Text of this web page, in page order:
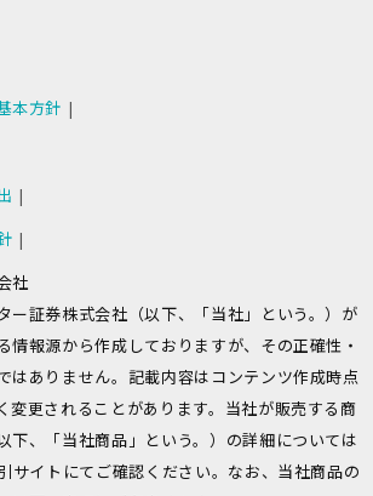
本方針
社
ー証券株式会社（以下、「当社」という。）が
情報源から作成しておりますが、その正確性・
はありません。記載内容はコンテンツ作成時点
変更されることがあります。当社が販売する商
下、「当社商品」という。）の詳細については
サイトにてご確認ください。なお、当社商品の